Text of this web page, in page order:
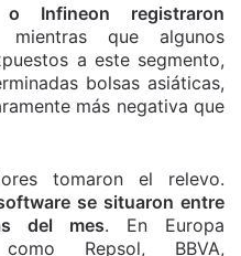
Infineon registraron
que algunos
a este segmento,
bolsas asiáticas,
más negativa que
tomaron el relevo.
se situaron entre
del mes. En Europa
Repsol, BBVA,